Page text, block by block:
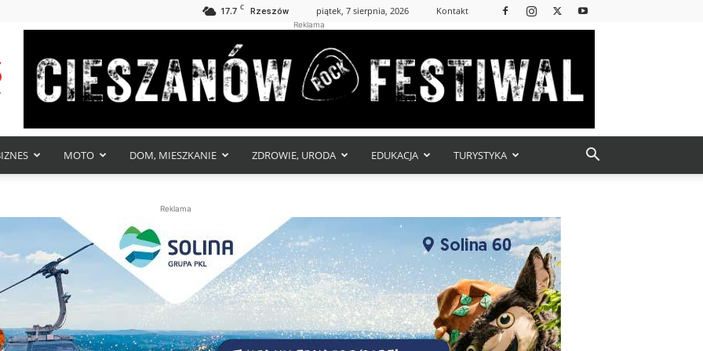
17.7 C Rzeszów piątek, 7 sierpnia, 2026 Kontakt
Reklama
MOTO DOM, MIESZKANIE ZDROWIE, URODA EDUKACJA TURYSTYKA
Reklama